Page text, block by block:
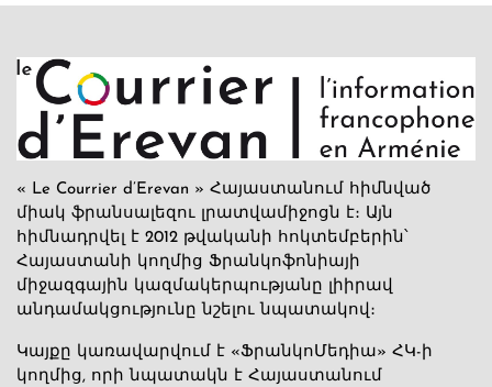
« Le Courrier d’Erevan » Հայաստանում հիմնված
միակ ֆրանսալեզու լրատվամիջոցն է։ Այն
հիմնադրվել է 2012 թվականի հոկտեմբերին՝
Հայաստանի կողմից Ֆրանկոֆոնիայի
միջազգային կազմակերպությանը լիիրավ
անդամակցությունը նշելու նպատակով։
Կայքը կառավարվում է «ՖրանկոՄեդիա» ՀԿ-ի
կողմից, որի նպատակն է Հայաստանում